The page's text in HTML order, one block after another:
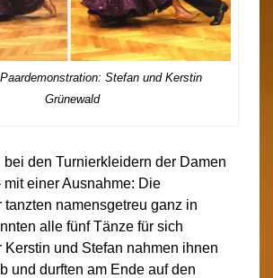
Stefan und Kerstin
Grünewald
bei den Turnierkleidern der Damen
einer Ausnahme: Die
tanzten namensgetreu ganz in
alle fünf Tänze für sich
Kerstin und Stefan nahmen ihnen
und durften am Ende auf den